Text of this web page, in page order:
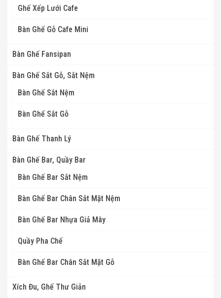
Ghế Xếp Lưới Cafe
Bàn Ghế Gỗ Cafe Mini
Bàn Ghế Fansipan
Bàn Ghế Sắt Gỗ, Sắt Nệm
Bàn Ghế Sắt Nệm
Bàn Ghế Sắt Gỗ
Bàn Ghế Thanh Lý
Bàn Ghế Bar, Quầy Bar
Bàn Ghế Bar Sắt Nệm
Bàn Ghế Bar Chân Sắt Mặt Nệm
Bàn Ghế Bar Nhựa Giả Mây
Quầy Pha Chế
Bàn Ghế Bar Chân Sắt Mặt Gỗ
Xích Đu, Ghế Thư Giản